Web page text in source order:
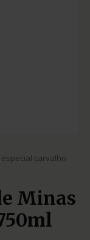
carvalho
Minas